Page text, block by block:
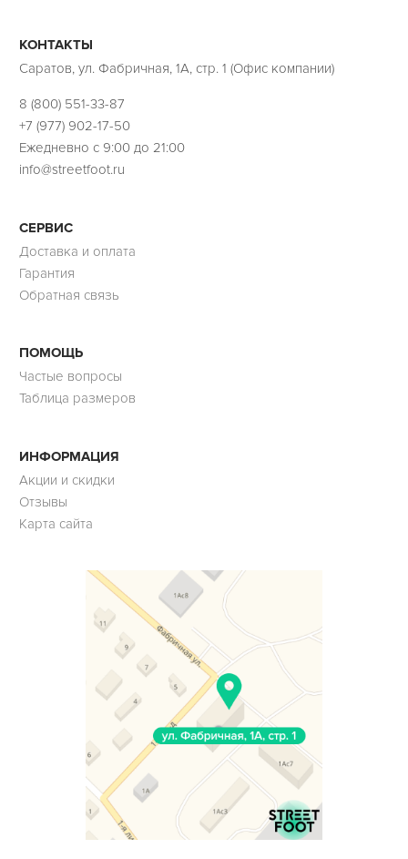
КОНТАКТЫ
Саратов, ул. Фабричная, 1А, стр. 1 (Офис компании)
8 (800) 551-33-87
+7 (977) 902-17-50
Ежедневно с 9:00 до 21:00
info@streetfoot.ru
СЕРВИС
Доставка и оплата
Гарантия
Обратная связь
ПОМОЩЬ
Частые вопросы
Таблица размеров
ИНФОРМАЦИЯ
Акции и скидки
Отзывы
Карта сайта